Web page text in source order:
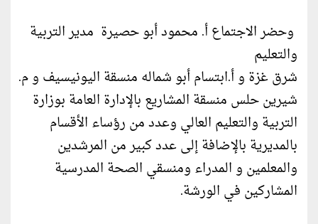
وحضر الاجتماع أ. محمود أبو حصيرة مدير التربية
والتعليم
شرق غزة و أ.ابتسام أبو شماله منسقة اليونيسيف و م.
شيرين حلس منسقة المشاريع بالإدارة العامة بوزارة
التربية والتعليم العالي وعدد من رؤساء الأقسام
بالمديرية بالإضافة إلى عدد كبير من المرشدين
والمعلمين و المدراء ومنسقي الصحة المدرسية
المشاركين في الورشة.